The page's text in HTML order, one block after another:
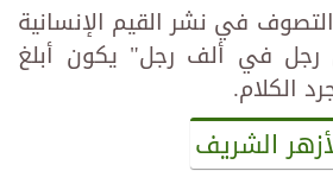
في نشر القيم الإنسانية
رجل في ألف رجل" يكون أبلغ
الكلام.
الشريف